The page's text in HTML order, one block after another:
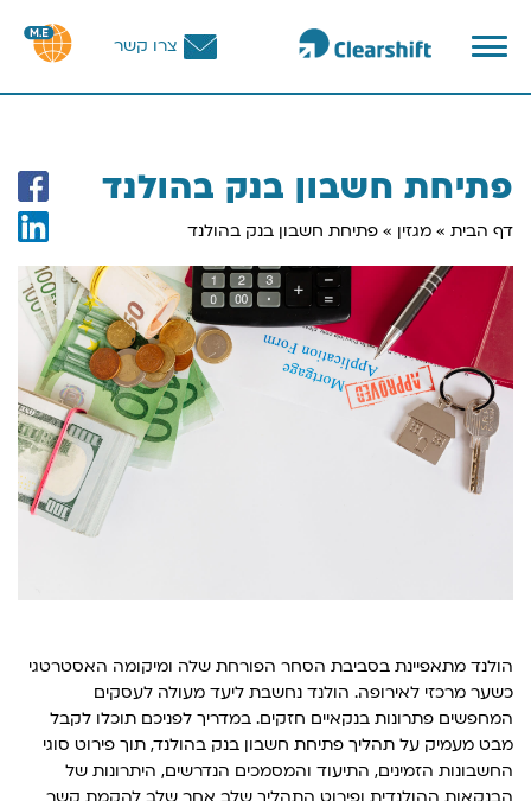
פתח
תפריט
צרו קשר
פתיחת חשבון בנק בהולנד
דף הבית » מגזין » פתיחת חשבון בנק בהולנד
הולנד מתאפיינת בסביבת הסחר הפורחת שלה ומיקומה האסטרטגי
כשער מרכזי לאירופה. הולנד נחשבת ליעד מעולה לעסקים
המחפשים פתרונות בנקאיים חזקים. במדריך לפניכם תוכלו לקבל
מבט מעמיק על תהליך פתיחת חשבון בנק בהולנד, תוך פירוט סוגי
החשבונות הזמינים, התיעוד והמסמכים הנדרשים, היתרונות של